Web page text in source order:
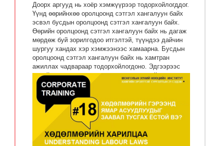
Доорх аргууд нь хоёр хэмжүүрээр тодорхойлогддог.
Үүнд өөрийнхөө оролцоонд сэтгэл хангалуун байх
эсвэл бусдын оролцоонд сэтгэл хангалуун байх.
Өөрийн оролцоонд сэтгэл хангалуун байх нь дагаж
мөрдөж буй зорилгодоо итгэлтэй, түүндээ дайчин
шургуу хандах хэр хэмжээнээс хамаарна. Бусдын
оролцоонд сэтгэл хангалуун байх нь хамтран
ажиллах чадвараар тодорхойлогдоно. Эдгээрээс
эхний ээлжинд төлөөлөн өөртөө итгэлгүй, шаргуу
биш, хамтрах сонирхолгүй гэдгийн хослол болох
"зайлсхийх" аргыг авч үзье.